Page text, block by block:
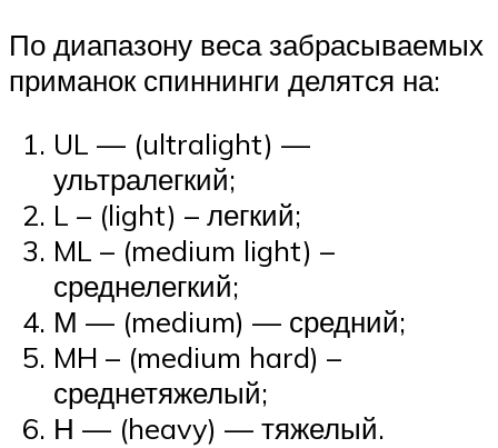
По диапазону веса забрасываемых
приманок спиннинги делятся на:
UL — (ultralight) —
ультралегкий;
L – (light) – легкий;
ML – (medium light) –
среднелегкий;
М — (medium) — средний;
MH – (medium hard) –
среднетяжелый;
Н — (heavy) — тяжелый.